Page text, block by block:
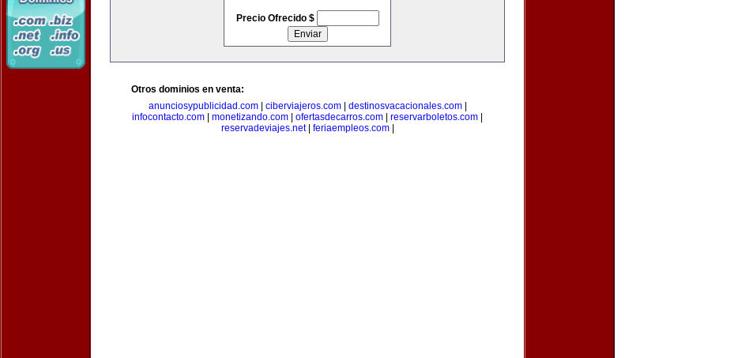
Precio Ofrecido $
Otros dominios en venta:
anunciosypublicidad.com| ciberviajeros.com| destinosvacacionales.com|
infocontacto.com
monetizando.com ofertasdecarros.com reservarboletos.com
reservadeviajes.net| feriaempleos.com|